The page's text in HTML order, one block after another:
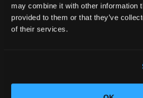
may combine it with other information
provided to them or that they’ve
of their services.
別の不良品を出荷しな
い。